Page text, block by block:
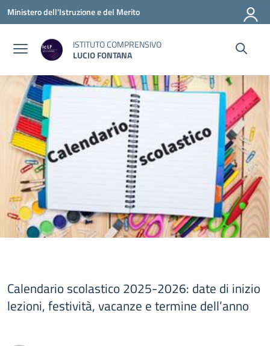
Vai ai contenuti
Vai al menu di navigazione
Vai al footer
Ministero dell'Istruzione e del Merito
ISTITUTO COMPRENSIVO
LUCIO FONTANA
Calendario scolastico 2025-2026: date di inizio
lezioni, festività, vacanze e termine dell’anno